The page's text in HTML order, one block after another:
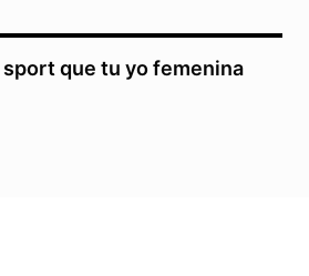
que tu yo femenina